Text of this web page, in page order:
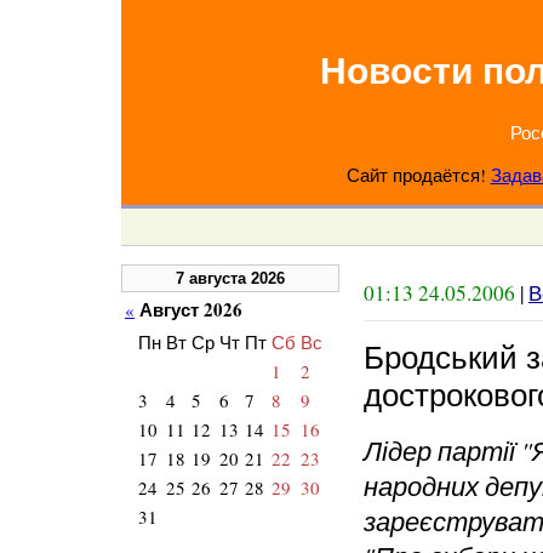
Новости
Сайт продаётся!
01:13 24.05.2006 |
Бродський
Лідер партії
народних
7 августа 2026
« Август 2026
Пн Вт Ср Чт Пт Сб Вс
1
2
3
4 5 6 7 8
9
10 11 12 13 14 15 16
17 18 19 20 21 22 23
24 25 26 27 28 29 30
31